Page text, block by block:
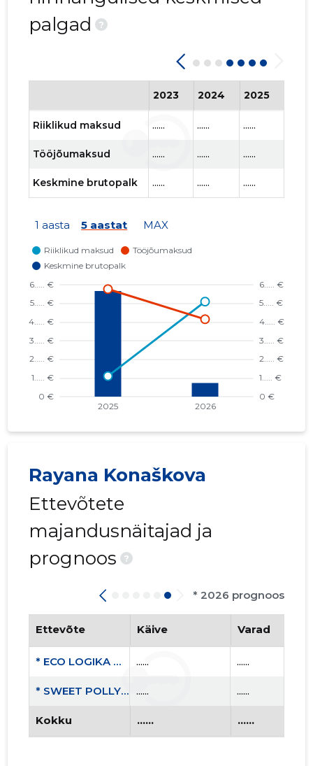
palgad
?
2023 2024 2025
Riiklikud maksud ...... ...... ......
Tööjõumaksud ...... ...... ......
Keskmine brutopalk ...... ...... ......
1 aasta 5 aastat MAX
Rayana Konaškova
Ettevõtete
majandusnäitajad ja
prognoos
?
* 2026 prognoos
Ettevõte Käive Varad
* ECO LOGIKA OÜ ...... ......
* SWEET POLLY OÜ ...... ......
Kokku ...... ......